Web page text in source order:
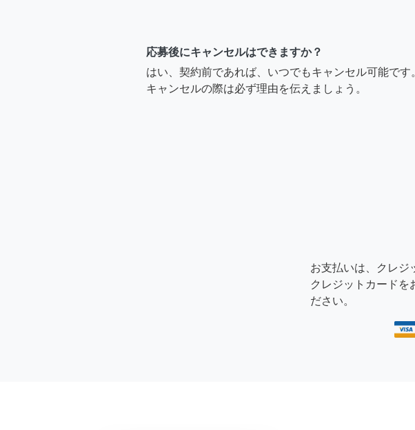
応募後にキャンセルはできますか？
はい、契約前であれば、いつでもキャンセル可能です
キャンセルの際は必ず理由を伝えましょう。
お支払いは、クレジ
クレジットカードを
ださい。